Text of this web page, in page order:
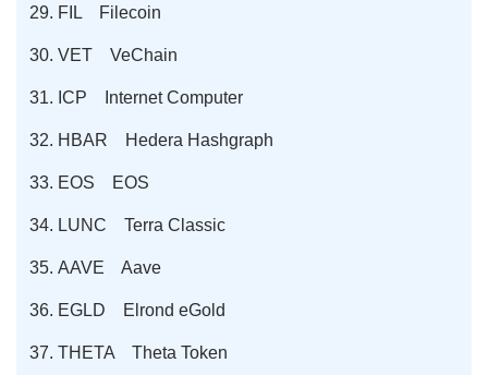
FIL Filecoin
VET VeChain
ICP Internet Computer
HBAR Hedera Hashgraph
EOS EOS
LUNC Terra Classic
AAVE Aave
EGLD Elrond eGold
THETA Theta Token